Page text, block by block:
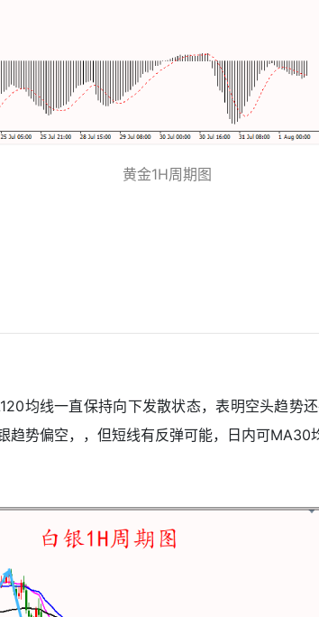
黄金1H周期图
均线一直保持向下发散状态，表明空头趋势
势偏空，，但短线有反弹可能，日内可MA30